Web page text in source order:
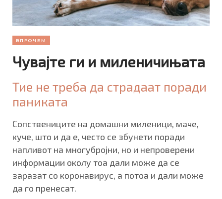
ВПРОЧЕМ
Чувајте ги и миленичињата
Тие не треба да страдаат поради
паниката
Сопствениците на домашни миленици, маче,
куче, што и да е, често се збунети поради
напливот на многубројни, но и непроверени
информации околу тоа дали може да се
заразат со коронавирус, а потоа и дали може
да го пренесат.